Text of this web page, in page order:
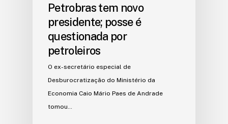
Petrobras tem novo
presidente; posse é
questionada por
petroleiros
O ex-secretário especial de
Desburocratização do Ministério da
Economia Caio Mário Paes de Andrade
tomou…